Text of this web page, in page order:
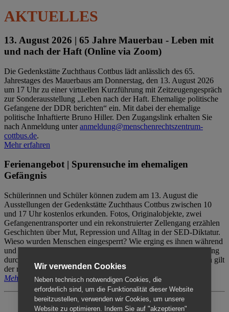
AKTUELLES
13. August 2026 | 65 Jahre Mauerbau - Leben mit
und nach der Haft (Online via Zoom)
Die Gedenkstätte Zuchthaus Cottbus lädt anlässlich des 65.
Jahrestages des Mauerbaus am Donnerstag, den 13. August 2026
um 17 Uhr zu einer virtuellen Kurzführung mit Zeitzeugengespräch
zur Sonderausstellung „Leben nach der Haft. Ehemalige politische
Gefangene der DDR berichten“ ein. Mit dabei der ehemalige
politische Inhaftierte Bruno Hiller. Den Zugangslink erhalten Sie
nach Anmeldung unteranmeldung@menschenrechtszentrum-
cottbus.de.
Mehr erfahren
Ferienangebot | Spurensuche im ehemaligen
Gefängnis
Schülerinnen und Schüler können zudem am 13. August die
Ausstellungen der Gedenkstätte Zuchthaus Cottbus zwischen 10
und 17 Uhr kostenlos erkunden. Fotos, Originalobjekte, zwei
Gefangenentransporter und ein rekonstruierter Zellengang erzählen
Geschichten über Mut, Repression und Alltag in der SED-Diktatur.
Wieso wurden Menschen eingesperrt? Wie erging es ihnen während
und nach der Haft? Der Besuch erfolgt individuell ohne Betreuung
durch das Menschenrechtszentrum Cottbus. Für Begleitpersonen gilt
der reguläre Eintritt (8€ / ermäßigt 5€).
Mehr erfahren
Wir verwenden Cookies
Neben technisch notwendigen Cookies, die
erforderlich sind, um die Funktionalität dieser Website
bereitzustellen, verwenden wir Cookies, um unsere
Website zu optimieren. Indem Sie auf "akzeptieren"